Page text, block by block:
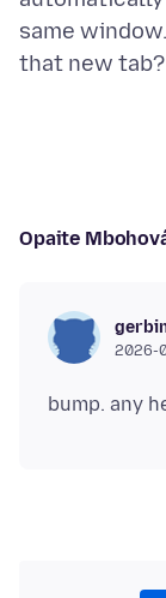
same
Opaite
2026-